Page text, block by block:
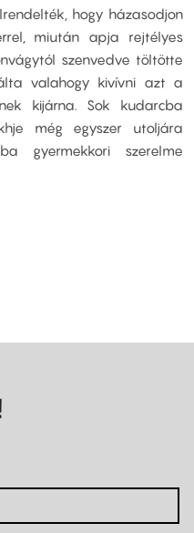
hogy házasodjon
miután apja rejtélyes
szenvedve töltötte
valahogy kivívni azt a
kijárna. Sok kudarcba
még egyszer utoljára
gyermekkori szerelme